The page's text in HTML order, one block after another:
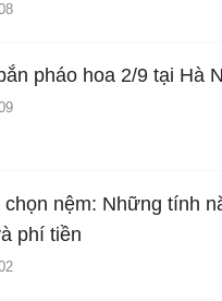
pháo hoa 2/9 tại Hà
chọn nệm: Những tính
phí tiền